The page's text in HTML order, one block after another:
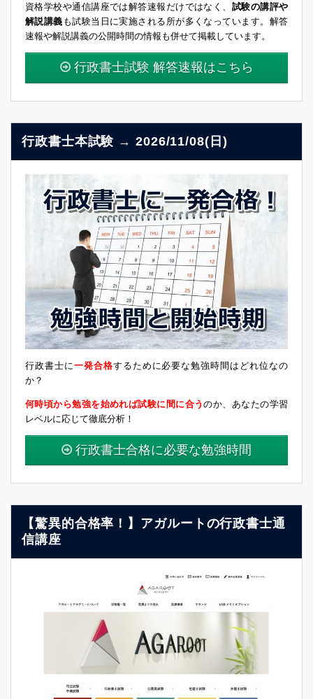
資格学校や通信講座では解答速報だけではなく、 試験の講評や
解説講義 も試験当日に実施される所が多くなっています。解答
速報や解説講義の公開時間の情報も併せて掲載しています。
行政書士試験 解答速報はこちら
行政書士本試験 → 2026/11/08(日)
行政書士に一発合格するために必要な勉強時間はどれ位なの
か？
何時頃から勉強を始めれば試験に間に合うのか、あなたの学習
レベルに応じて徹底分析！
行政書士合格に必要な勉強時間
【驚異的合格率！】アガルートの行政書士通
信講座